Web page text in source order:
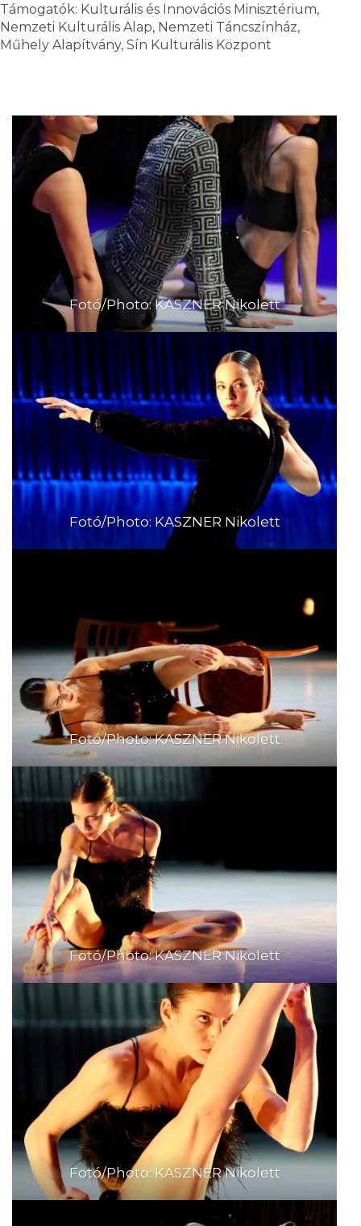
Támogatók: Kulturális és Innovációs Minisztérium,
Nemzeti Kulturális Alap, Nemzeti Táncszínház,
Műhely Alapítvány, Sín Kulturális Központ
Fotó/Photo: KASZNER Nikolett
Fotó/Photo: KASZNER Nikolett
Fotó/Photo: KASZNER Nikolett
Fotó/Photo: KASZNER Nikolett
Fotó/Photo: KASZNER Nikolett